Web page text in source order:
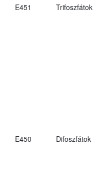
E451 Trifoszfátok
E450 Difoszfátok